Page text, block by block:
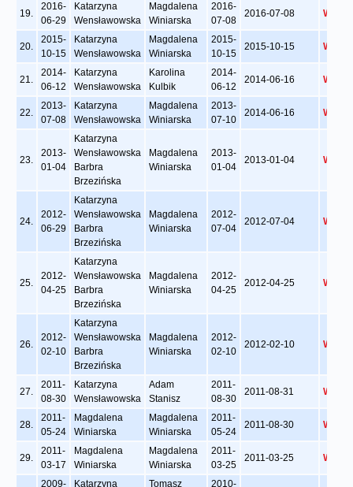
19.
2016-
06-29
Katarzyna
Wensławowska
Magdalena
Winiarska
2016-
07-08
2016-07-08
20.
2015-
10-15
Katarzyna
Wensławowska
Magdalena
Winiarska
2015-
10-15
2015-10-15
21.
2014-
06-12
Katarzyna
Wensławowska
Karolina
Kulbik
2014-
06-12
2014-06-16
22.
2013-
07-08
Katarzyna
Wensławowska
Magdalena
Winiarska
2013-
07-10
2014-06-16
23.
2013-
01-04
Katarzyna
Wensławowska
Barbra
Brzezińska
Magdalena
Winiarska
2013-
01-04
2013-01-04
24.
2012-
06-29
Katarzyna
Wensławowska
Barbra
Brzezińska
Magdalena
Winiarska
2012-
07-04
2012-07-04
25.
2012-
04-25
Katarzyna
Wensławowska
Barbra
Brzezińska
Magdalena
Winiarska
2012-
04-25
2012-04-25
26.
2012-
02-10
Katarzyna
Wensławowska
Barbra
Brzezińska
Magdalena
Winiarska
2012-
02-10
2012-02-10
27.
2011-
08-30
Katarzyna
Wensławowska
Adam
Stanisz
2011-
08-30
2011-08-31
28.
2011-
05-24
Magdalena
Winiarska
Magdalena
Winiarska
2011-
05-24
2011-08-30
29.
2011-
03-17
Magdalena
Winiarska
Magdalena
Winiarska
2011-
03-25
2011-03-25
2009- Katarzyna Tomasz 2010-